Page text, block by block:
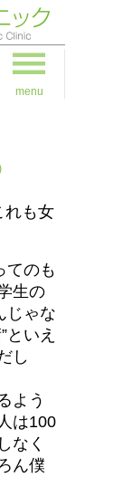
menu
れも女
てのも
生の
じゃな
といえ
し
よう
は100
なく
ん僕